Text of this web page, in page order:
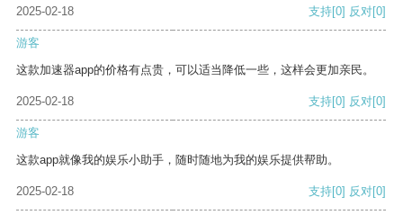
2025-02-18 支持[0] 反对[0]
游客
这款加速器app的价格有点贵，可以适当降低一些，这样会更加亲民。
2025-02-18 支持[0] 反对[0]
游客
这款app就像我的娱乐小助手，随时随地为我的娱乐提供帮助。
2025-02-18 支持[0] 反对[0]